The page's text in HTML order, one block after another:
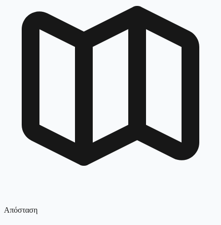
Απόσταση